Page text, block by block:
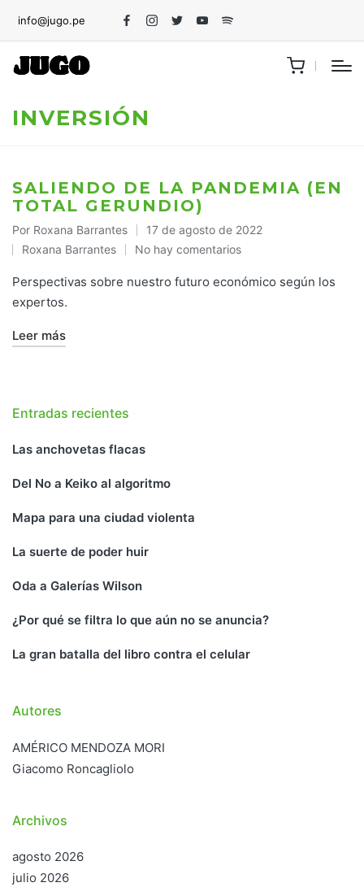
info@jugo.pe
FacebookInstagram
TwitterYoutubeSpotify
INVERSIÓN
SALIENDO DE LA PANDEMIA (EN
TOTAL GERUNDIO)
Publicado
por
Por Roxana Barrantes 17 de agosto de 2022
Publicado
en
Roxana Barrantes No hay comentarios
Perspectivas sobre nuestro futuro económico según los
expertos.
Leer más
Entradas recientes
Las anchovetas flacas
Del No a Keiko al algoritmo
Mapa para una ciudad violenta
La suerte de poder huir
Oda a Galerías Wilson
¿Por qué se filtra lo que aún no se anuncia?
La gran batalla del libro contra el celular
Autores
AMÉRICO MENDOZA MORI
Giacomo Roncagliolo
Archivos
agosto 2026
julio 2026